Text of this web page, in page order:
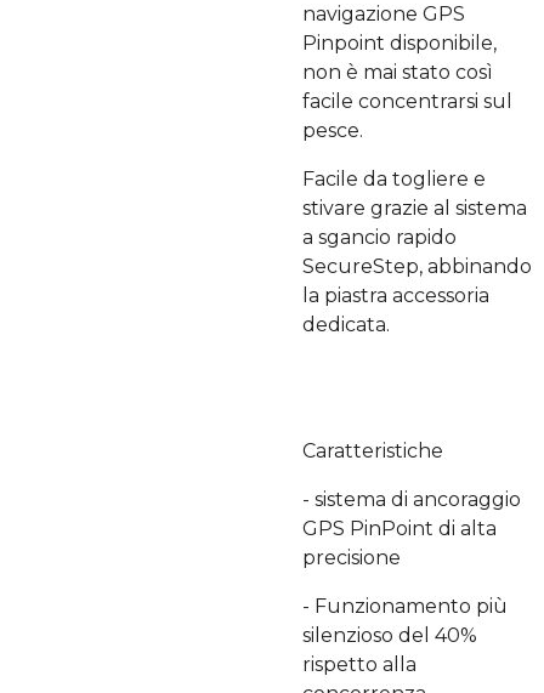
navigazione GPS
Pinpoint disponibile,
non è mai stato così
facile concentrarsi sul
pesce.
Facile da togliere e
stivare grazie al sistema
a sgancio rapido
SecureStep, abbinando
la piastra accessoria
dedicata.
Caratteristiche
- sistema di ancoraggio
GPS PinPoint di alta
precisione
- Funzionamento più
silenzioso del 40%
rispetto alla